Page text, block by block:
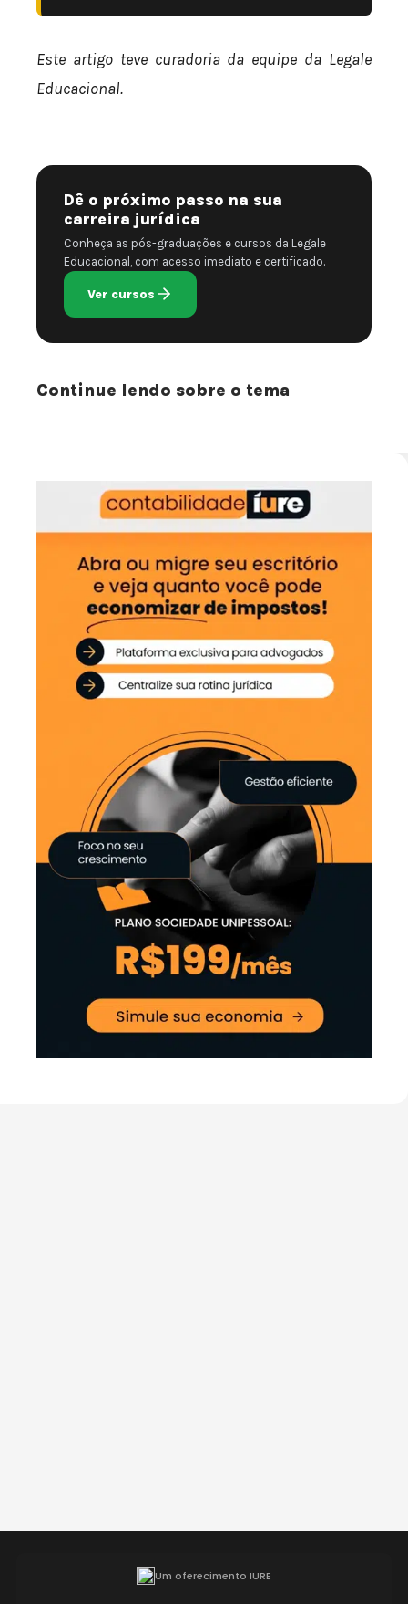
Este artigo teve curadoria da equipe da Legale
Educacional.
Dê o próximo passo na sua
carreira jurídica
Conheça as pós-graduações e cursos da Legale
Educacional, com acesso imediato e certificado.
Ver cursos
Continue lendo sobre o tema